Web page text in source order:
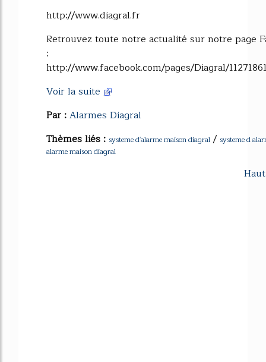
http://www.diagral.fr
Retrouvez toute notre actualité sur notre page
:
http://www.facebook.com/pages/Diagral/
Voir la suite
Par :Alarmes Diagral
Thèmes liés : systeme d'alarme maison diagral / systeme d
alarme maison diagral